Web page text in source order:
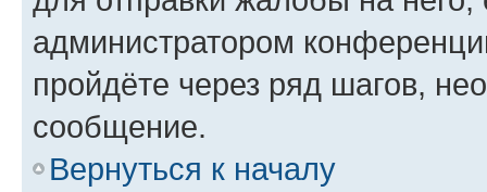
администратором
пройдёте через ряд шагов,
сообщение.
Вернуться к началу